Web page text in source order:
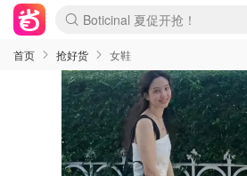
4折！lulu周四疯狂上新
还没结束！&OtherStories大促
Joybuy变相75折 随时失效
速领！Stanley独家85折
疑似霸哥！Camper额外叠85折
Zalando 奥莱闪促！每日更新
Moncler反季囤！5折起+叠9折
Coach Brooklyn仅€192
首页 抢好货 女鞋